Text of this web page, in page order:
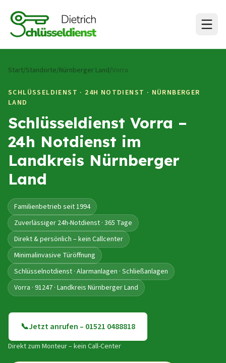
Start/Standorte/Nürnberger Land/Vorra
SCHLÜSSELDIENST · 24H NOTDIENST · NÜRNBERGER
LAND
Schlüsseldienst Vorra –
24h Notdienst im
Landkreis Nürnberger
Land
Familienbetrieb seit 1994
Zuverlässiger 24h-Notdienst · 365 Tage
Direkt & persönlich – kein Callcenter
Minimalinvasive Türöffnung
Schlüsselnotdienst · Alarmanlagen · Schließanlagen
Vorra · 91247 · Landkreis Nürnberger Land
📞Jetzt anrufen – 01521 0488818
Direkt zum Monteur – kein Call-Center